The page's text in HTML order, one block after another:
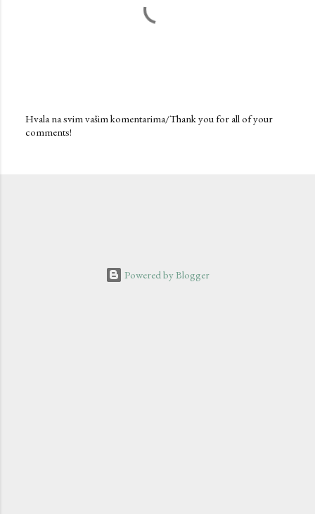
P
Hvala na svim vašim komentarima/Thank you for all of your
comments!
Powered by Blogger